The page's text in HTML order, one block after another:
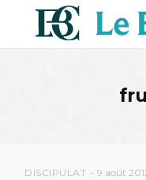
DISCIPULAT 9 août